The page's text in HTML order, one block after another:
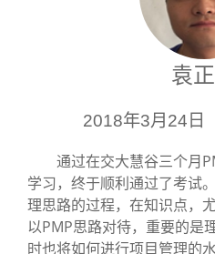
袁
2018年3月24日
通过在交大慧谷三个月
学习，终于顺利通过了考试
理思路的过程，在知识点，
以PMP思路对待，重要的是
时也将如何进行项目管理的